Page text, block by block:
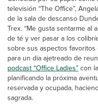
televisión “The Office”,
de la sala de descanso
Trex. “Me gusta sentarme al
de té y ver pasar a los
sobre sus aspectos favoritos
para un día ajetreado de
podcast “Office Ladies”con
planificando la próxima
reservada y ocupada,
sagrada.